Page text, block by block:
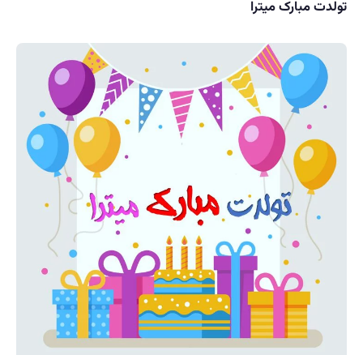
تولدت مبارک میترا